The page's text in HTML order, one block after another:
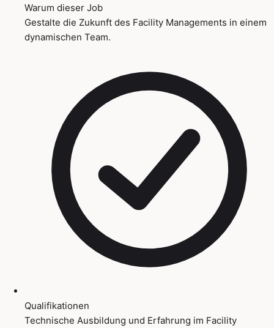
Warum dieser Job
Gestalte die Zukunft des Facility Managements in einem
dynamischen Team.
Qualifikationen
Technische Ausbildung und Erfahrung im Facility